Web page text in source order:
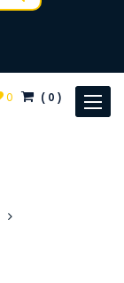
Toggle
0 (0)